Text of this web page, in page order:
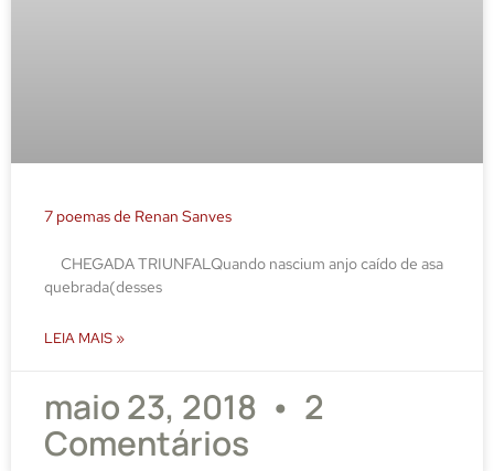
7 poemas de Renan Sanves
CHEGADA TRIUNFALQuando nascium anjo caído de asa
quebrada(desses
LEIA MAIS »
maio 23, 2018
2
Comentários